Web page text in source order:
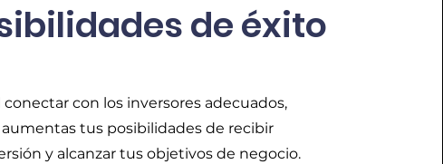
de éxito
conectar con los inversores adecuados,
aumentas tus posibilidades de recibir
y alcanzar tus objetivos de negocio.